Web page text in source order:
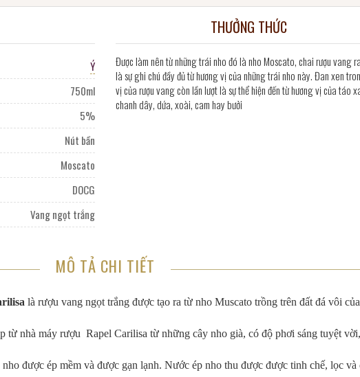
Ý
750ml
5%
Nút bần
Moscato
DOCG
Vang ngọt trắng
THƯỞNG THỨC
Được làm nên từ những trái nho đó là nho Moscato, chai rượu vang
là sự ghi chú đầy đủ từ hương vị của những trái nho này. Đan xen
vị của rượu vang còn lần lượt là sự thể hiện đến từ hương vị của táo
chanh dây, dứa, xoài, cam hay bưởi
MÔ TẢ CHI TIẾT
là rượu vang ngọt trắng được tạo ra từ nho Muscato trồng trên đất đá vôi của
từ nhà máy rượu Rapel Carilisa từ những cây nho già, có độ phơi sáng tuyệt
được ép mềm và được gạn lạnh. Nước ép nho thu được được tinh chế, lọc và